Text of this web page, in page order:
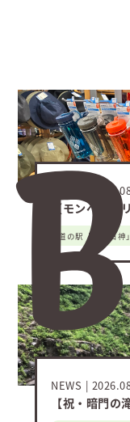
【モンベル
道の駅「津軽白神」
NEWS
【祝・暗門の